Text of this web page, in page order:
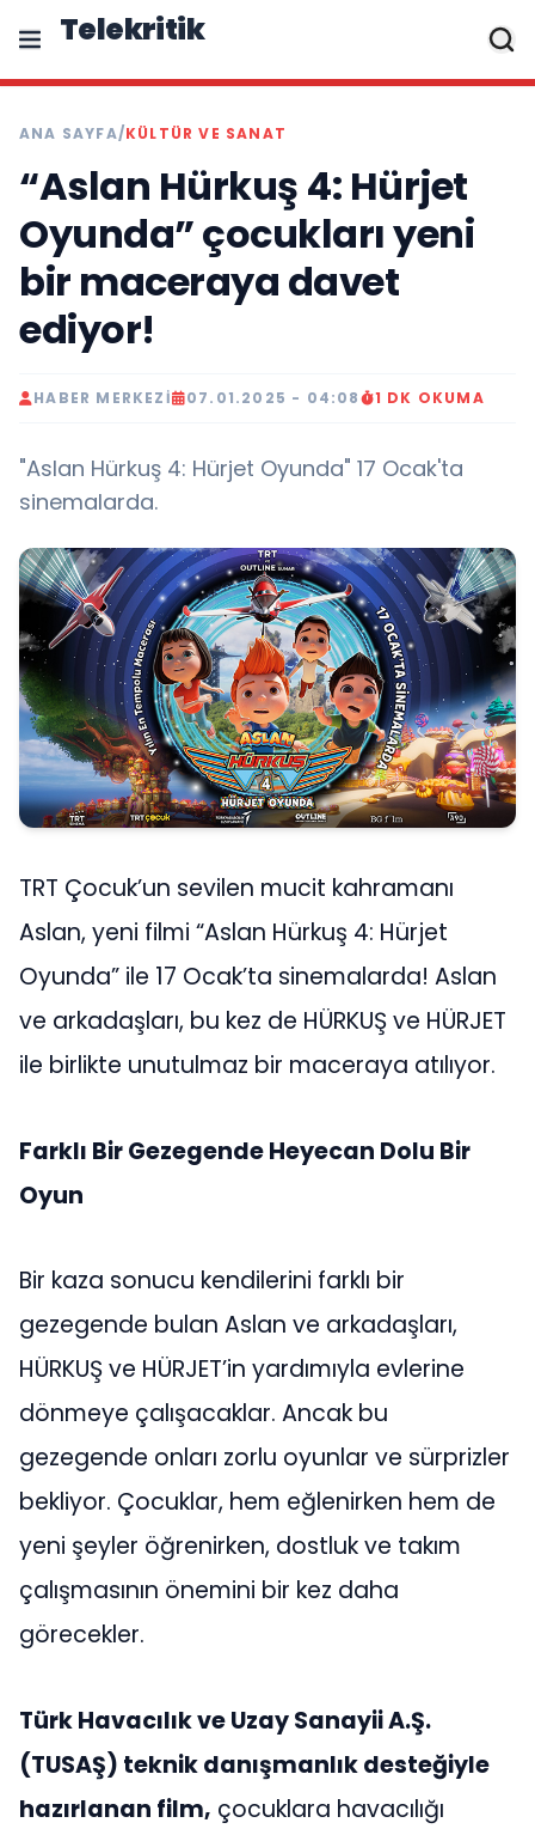
Telekritik
ANA SAYFA/KÜLTÜR VE SANAT
“Aslan Hürkuş 4: Hürjet
Oyunda” çocukları yeni
bir maceraya davet
ediyor!
HABER MERKEZI 07.01.2025 - 04:08 1 DK OKUMA
"Aslan Hürkuş 4: Hürjet Oyunda" 17 Ocak'ta
sinemalarda.
TRT Çocuk’un sevilen mucit kahramanı
Aslan, yeni filmi “Aslan Hürkuş 4: Hürjet
Oyunda” ile 17 Ocak’ta sinemalarda! Aslan
ve arkadaşları, bu kez de HÜRKUŞ ve HÜRJET
ile birlikte unutulmaz bir maceraya atılıyor.
Farklı Bir Gezegende Heyecan Dolu Bir
Oyun
Bir kaza sonucu kendilerini farklı bir
gezegende bulan Aslan ve arkadaşları,
HÜRKUŞ ve HÜRJET’in yardımıyla evlerine
dönmeye çalışacaklar. Ancak bu
gezegende onları zorlu oyunlar ve sürprizler
bekliyor. Çocuklar, hem eğlenirken hem de
yeni şeyler öğrenirken, dostluk ve takım
çalışmasının önemini bir kez daha
görecekler.
Türk Havacılık ve Uzay Sanayii A.Ş.
(TUSAŞ) teknik danışmanlık desteğiyle
hazırlanan film, çocuklara havacılığı